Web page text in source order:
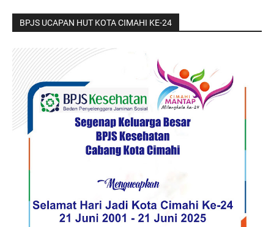
BPJS UCAPAN HUT KOTA CIMAHI KE-24